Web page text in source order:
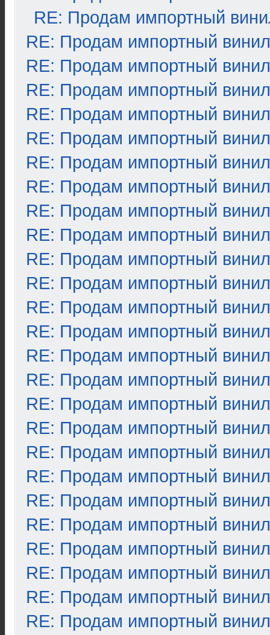
RE: Продам импортный
RE: Продам импортный винил
RE: Продам импортный винил
RE: Продам импортный винил
RE: Продам импортный винил
RE: Продам импортный винил
RE: Продам импортный винил
RE: Продам импортный винил
RE: Продам импортный винил
RE: Продам импортный винил
RE: Продам импортный винил
RE: Продам импортный винил
RE: Продам импортный винил
RE: Продам импортный винил
RE: Продам импортный винил
RE: Продам импортный винил
RE: Продам импортный винил
RE: Продам импортный винил
RE: Продам импортный винил
RE: Продам импортный винил
RE: Продам импортный винил
RE: Продам импортный винил
RE: Продам импортный винил
RE: Продам импортный винил
RE: Продам импортный винил
RE: Продам импортный винил